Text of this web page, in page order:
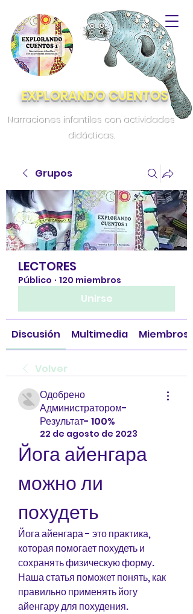
EXPLORANDO CUENTOS
Narraciones infantiles con actividades
didácticas.
Grupos
LECTORES
Público · 120 miembros
Unirse
Discusión Multimedia Miembros
Volver
Одобрено
Администратором-
Результат- 100%
22 de agosto de 2023
Йога айенгара
можно ли
похудеть
Йога айенгара - это практика,
которая помогает похудеть и
сохранять физическую форму.
Наша статья поможет понять, как
правильно применять йогу
айенгару для похудения.